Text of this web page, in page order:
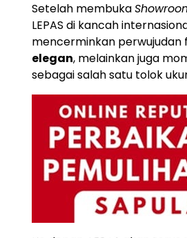
Setelah membuka
LEPAS di kancah
mencerminkan perwujudan
elegan, melainkan juga
sebagai salah satu tolok